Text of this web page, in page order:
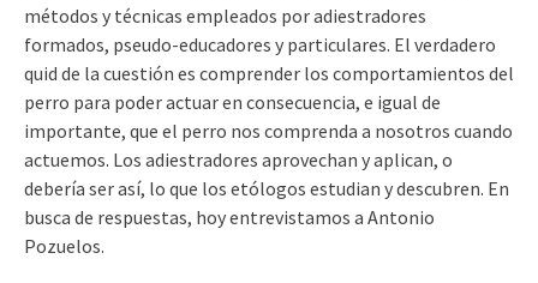
métodos y técnicas empleados por adiestradores
formados, pseudo-educadores y particulares. El verdadero
quid de la cuestión es comprender los comportamientos del
perro para poder actuar en consecuencia, e igual de
importante, que el perro nos comprenda a nosotros cuando
actuemos. Los adiestradores aprovechan y aplican, o
debería ser así, lo que los etólogos estudian y descubren. En
busca de respuestas, hoy entrevistamos a Antonio
Pozuelos.